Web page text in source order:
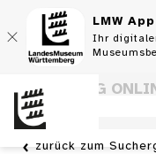
LMW App
Ihr
SAMMLUNG
WÜRTTEMBERG
zurück zum